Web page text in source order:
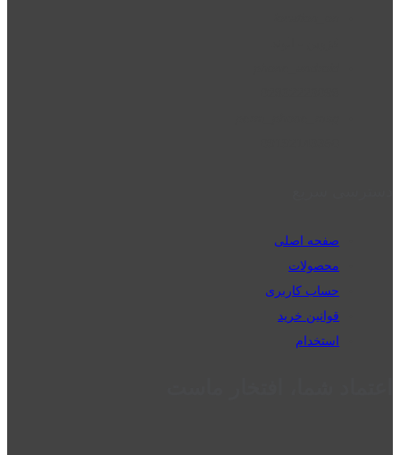
صفحه اصلی
محصولات
حساب کاربری
قوانین خرید
استخدام